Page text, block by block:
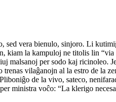
sed vera bienulo, sinjoro. Li
kiam la kampuloj ne titolis lin
malsanoj per sodo kaj ricinoleo.
vilaĝanojn al la estro de la
de la vivo, sateco,
ministra voĉo: “La klerigo